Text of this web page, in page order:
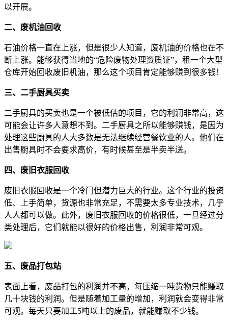
以开展。
二、废机油回收
石油价格一直在上涨，但是很少人知道，废机油的价格也在不
断上涨。能够获得当地的“危险废物处理资质证”，租一个大型
仓库开始回收废旧机油，那么这个项目肯定能够赚到很多钱！
三、二手厨具买卖
二手厨具的买卖也是一个被低估的项目，它的利润非常高，这
可能会让许多人意想不到。二手厨具之所以能够赚钱，是因为
处理这些厨具的人大多数是无法继续经营餐饮业的人。他们在
出售厨具时不会要求高价，有时候甚至是半卖半送。
四、废旧衣服回收
废旧衣服回收是一个冷门但潜力巨大的行业。这个行业的投资
低、上手简单，货源也非常充足，不需要太多专业技术，几乎
人人都可以做。此外，废旧衣服回收的价格很低，一旦经过分
类处理后，它们就能以很好的价格出售，利润非常可观。
五、废品打包站
表面上看，废品打包的利润并不高，每压缩一吨货物只能赚取
几十块钱的利润。但是随着加工量的增加，利润就会变得非常
可观。每天只要加工5吨以上的废品，就能赚取不少钱。